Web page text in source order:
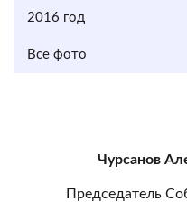
2016 год
Все фото
Чурсанов
Председатель